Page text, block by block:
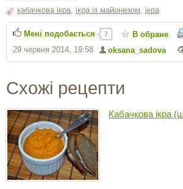
кабачкова ікра, ікра із майонезом, ікра
oksana_sadova
29 червня 2014, 19:58
Мені подобається 7 В обране
Схожі рецепти
Кабачкова ікра